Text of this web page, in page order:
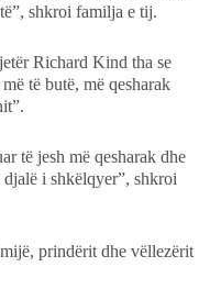
shkroi familja e tij.
Richard Kind tha se
të butë, më qesharak
të jesh më qesharak dhe
i shkëlqyer”, shkroi
prindërit dhe vëllezërit